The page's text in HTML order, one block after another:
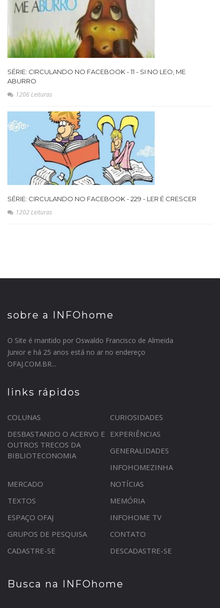
SÉRIE: CIRCULANDO NO FACEBOOK - 11 - SI NO LEO, ME
ABURRO
1206 Leituras
SÉRIE: CIRCULANDO NO FACEBOOK - 229 - LER É CRESCER
1202 Leituras
sobre a INFOhome
O Site é mantido por Oswaldo Francisco de Almeida
Junior e há 25 anos está no ar no endereço
OFAJ.COM.BR...
links rápidos
COLUNAS
CURIOSIDADES
DESBASTANDO O ACERVO E
OUTROS TRECOS DA
BIBLIOTECONOMIA
EXPERIÊNCIAS
GENERALIDADES
INFOHOMEZINHA
MERCADO
NOTÍCIAS
TEXTOS
MEMÓRIA
ESPAÇO OFAJ
INFOHOME TV
GRUPOS DE PESQUISA
CONTATO
CADASTRE-SE
DESCADASTRE-SE
Busca na INFOhome